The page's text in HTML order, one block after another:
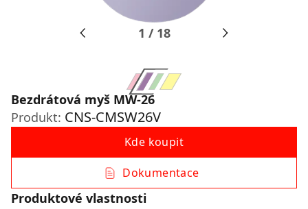
1 / 18
Bezdrátová myš MW-26
Produkt: CNS-CMSW26V
Kde koupit
Dokumentace
Produktové vlastnosti